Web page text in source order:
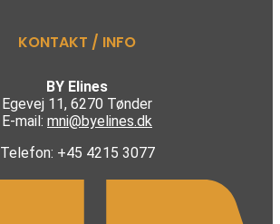
KONTAKT / INFO
BY Elines
Egevej 11, 6270 Tønder
E-mail: mni@byelines.dk
Telefon: +45 4215 3077